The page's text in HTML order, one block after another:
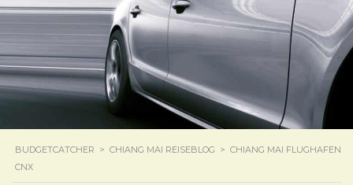
BUDGETCATCHER > CHIANG MAI REISEBLOG > CHIANG MAI FLUGHAFEN
CNX